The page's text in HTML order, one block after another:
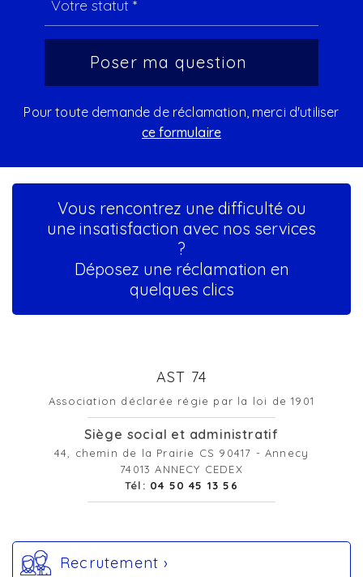
Pour toute demande de réclamation, merci d'utiliser
ce formulaire
Vous rencontrez une difficulté ou
une insatisfaction avec nos services
?
Déposez une réclamation en
quelques clics
AST 74
Association déclarée régie par la loi de 1901
Siège social et administratif
44, chemin de la Prairie CS 90417 - Annecy
74013 ANNECY CEDEX
Tél: 04 50 45 13 56
Recrutement ›